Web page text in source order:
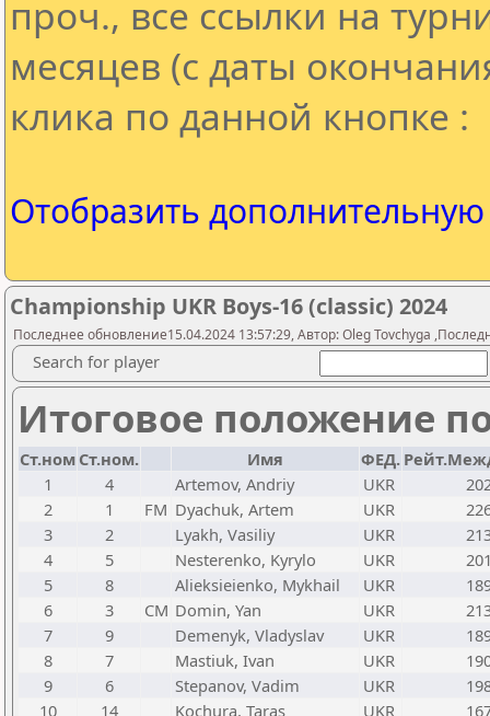
проч., все ссылки на
месяцев (с даты
клика по данной кнопке :
Отобразить
Championship UKR Boys-16 (classic) 2024
Последнее обновление15.04.2024 13:57:29, Автор: Oleg Tovchyga
Search for player
Итоговое положение
Ст.ном Ст.ном. Имя ФЕД.
1
4 Artemov, Andriy UKR
2
1 FM Dyachuk, Artem UKR
3
2 Lyakh, Vasiliy UKR
4
5 Nesterenko, Kyrylo UKR
5
8 Alieksieienko, Mykhail UKR
6
3 CM Domin, Yan UKR
7
9 Demenyk, Vladyslav UKR
8
7 Mastiuk, Ivan UKR
9
6 Stepanov, Vadim UKR
10
14 Kochura, Taras UKR